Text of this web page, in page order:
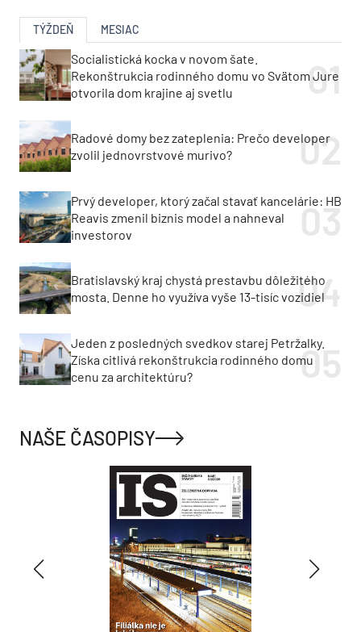
TÝŽDEŇ MESIAC
Socialistická kocka v novom šate.
Rekonštrukcia rodinného domu vo Svätom Jure
otvorila dom krajine aj svetlu
Radové domy bez zateplenia: Prečo developer
zvolil jednovrstvové murivo?
Prvý developer, ktorý začal stavať kancelárie: HB
Reavis zmenil biznis model a nahneval
investorov
Bratislavský kraj chystá prestavbu dôležitého
mosta. Denne ho využíva vyše 13-tisíc vozidiel
Jeden z posledných svedkov starej Petržalky.
Získa citlivá rekonštrukcia rodinného domu
cenu za architektúru?
NAŠE ČASOPISY